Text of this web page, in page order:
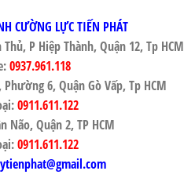
CƯỜNG LỰC TIẾN PHÁT
P Hiệp Thành, Quận 12, Tp HCM
0937.961.118
6, Quận Gò Vấp, Tp HCM
0911.611.122
Não, Quận 2, TP HCM
0911.611.122